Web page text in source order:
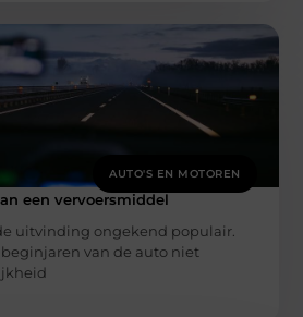
AUTO'S EN MOTOREN
een vervoersmiddel
uitvinding ongekend populair.
van de auto niet